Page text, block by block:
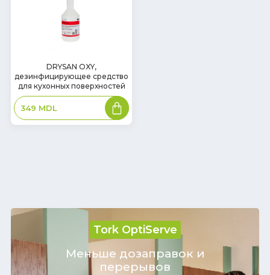
Tork OptiServe
Меньше дозаправок и
перерывов
наличии
DRYSAN OXY,
дезинфицирующее средство
для кухонных поверхностей
349 MDL
В
корзину